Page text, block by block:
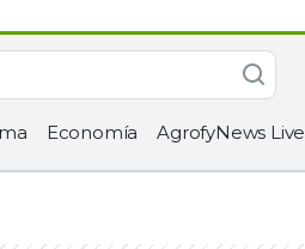
Economía AgrofyNews Live